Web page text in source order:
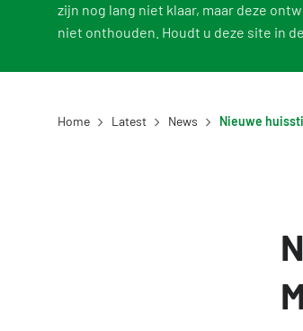
zijn nog lang niet klaar, maar deze
niet onthouden. Houdt u deze site in
Home Latest News